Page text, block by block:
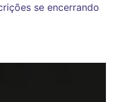
se encerrando